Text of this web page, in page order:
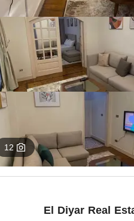
12
El Diyar Real